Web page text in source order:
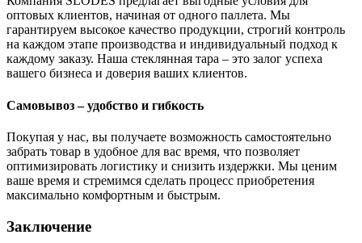
оптовых клиентов, начиная от одного паллета. Мы
гарантируем высокое качество продукции, строгий контроль
на каждом этапе производства и индивидуальный подход к
каждому заказу. Наша стеклянная тара – это залог успеха
вашего бизнеса и доверия ваших клиентов.
Самовывоз – удобство и гибкость
Покупая у нас, вы получаете возможность самостоятельно
забрать товар в удобное для вас время, что позволяет
оптимизировать логистику и снизить издержки. Мы ценим
ваше время и стремимся сделать процесс приобретения
максимально комфортным и быстрым.
Заключение